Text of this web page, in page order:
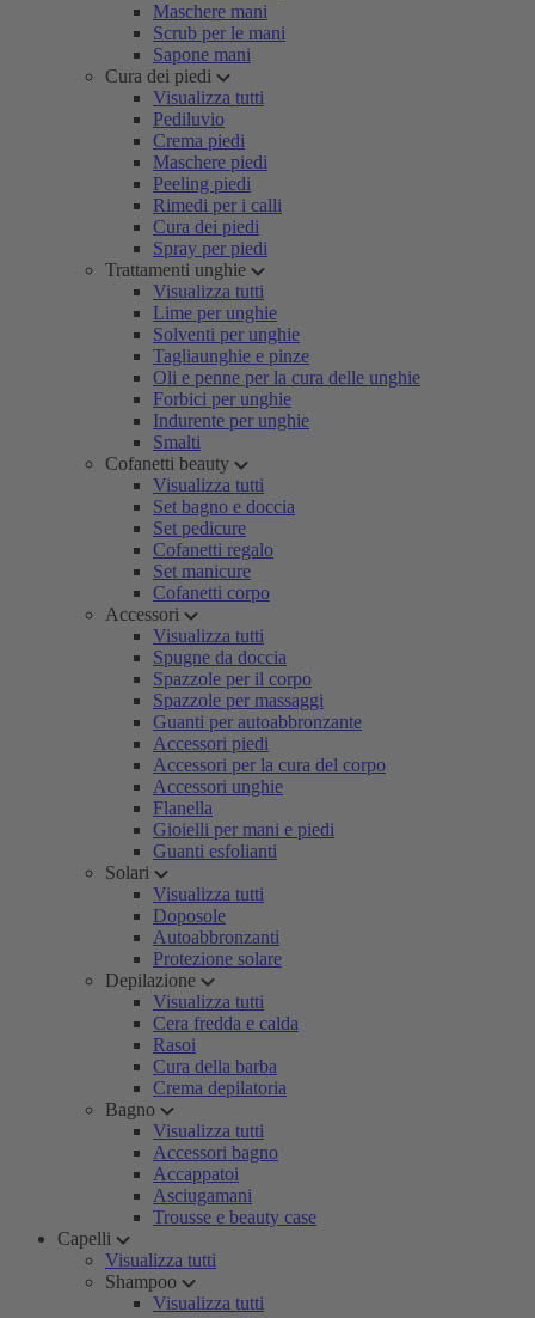
Maschere mani
Scrub per le mani
Sapone mani
Cura dei piedi
Visualizza tutti
Pediluvio
Crema piedi
Maschere piedi
Peeling piedi
Rimedi per i calli
Cura dei piedi
Spray per piedi
Trattamenti unghie
Visualizza tutti
Lime per unghie
Solventi per unghie
Tagliaunghie e pinze
Oli e penne per la cura delle unghie
Forbici per unghie
Indurente per unghie
Smalti
Cofanetti beauty
Visualizza tutti
Set bagno e doccia
Set pedicure
Cofanetti regalo
Set manicure
Cofanetti corpo
Accessori
Visualizza tutti
Spugne da doccia
Spazzole per il corpo
Spazzole per massaggi
Guanti per autoabbronzante
Accessori piedi
Accessori per la cura del corpo
Accessori unghie
Flanella
Gioielli per mani e piedi
Guanti esfolianti
Solari
Visualizza tutti
Doposole
Autoabbronzanti
Protezione solare
Depilazione
Visualizza tutti
Cera fredda e calda
Rasoi
Cura della barba
Crema depilatoria
Bagno
Visualizza tutti
Accessori bagno
Accappatoi
Asciugamani
Trousse e beauty case
Capelli
Visualizza tutti
Shampoo
Visualizza tutti